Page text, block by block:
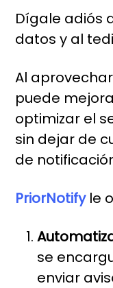
Dígale adiós
datos y al
Al
puede
optimizar el
sin dejar de
de
PriorNotifyle
se
enviar